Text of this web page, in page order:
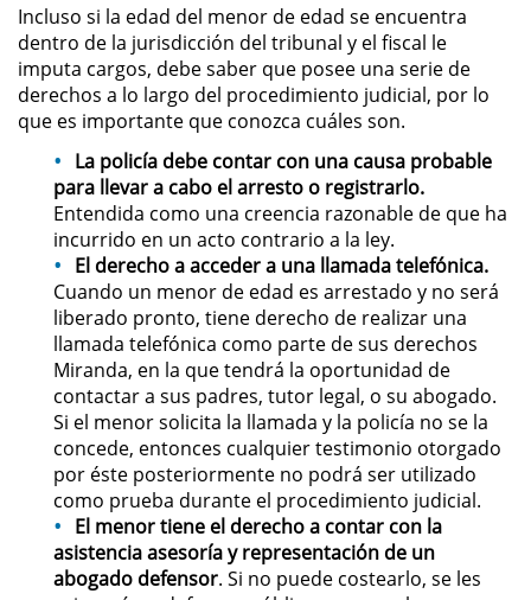
Libertad Condicional para
Menores
Petición Aceptada
Proyecto de Ley del Senado 439
Sello de Registros de Menores
Tutela de los Tribunales
Tribunal de Delincuencia Juvenil
Delitos Sexuales
Actos Lascivos con un Menor
Agresión Sexual
Conducta Lasciva
Incluso si la edad del menor de edad se encuentra
dentro de la jurisdicción del tribunal y el fiscal le
imputa cargos, debe saber que posee una serie de
derechos a lo largo del procedimiento judicial, por lo
que es importante que conozca cuáles son.
La policía debe contar con una causa probable
para llevar a cabo el arresto o registrarlo.
Entendida como una creencia razonable de que ha
incurrido en un acto contrario a la ley.
El derecho a acceder a una llamada telefónica.
Cuando un menor de edad es arrestado y no será
liberado pronto, tiene derecho de realizar una
llamada telefónica como parte de sus derechos
Miranda, en la que tendrá la oportunidad de
contactar a sus padres, tutor legal, o su abogado.
Si el menor solicita la llamada y la policía no se la
concede, entonces cualquier testimonio otorgado
por éste posteriormente no podrá ser utilizado
como prueba durante el procedimiento judicial.
El menor tiene el derecho a contar con la
asistencia asesoría y representación de un
abogado defensor. Si no puede costearlo, se les